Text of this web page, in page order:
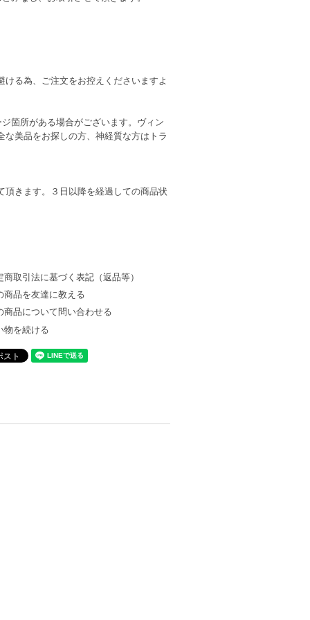
る為、ご注文をお控えくださいますよ
箇所がある場合がございます。ヴィン
美品をお探しの方、神経質な方はトラ
きます。３日以降を経過しての商品状
商取引法に基づく表記（返品等）
商品を友達に教える
商品について問い合わせる
物を続ける